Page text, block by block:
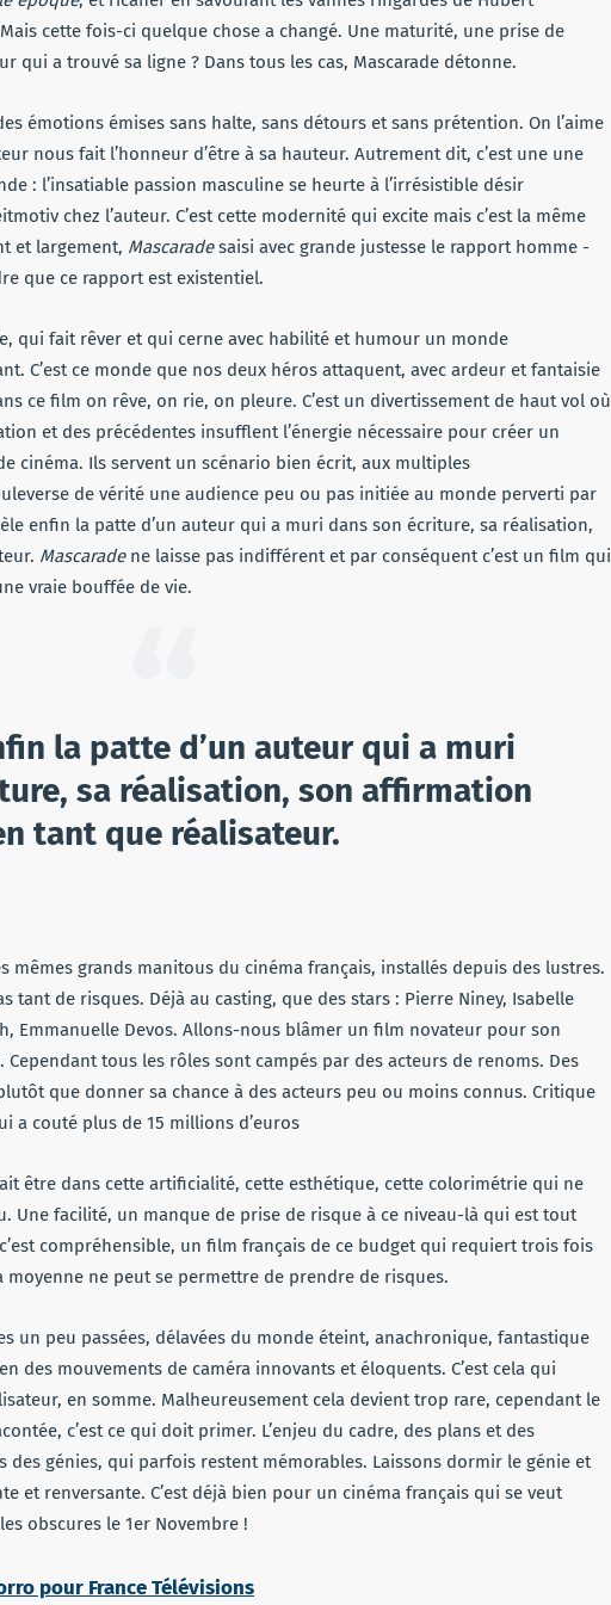
cette fois-ci quelque chose a changé. Une maturité, une prise de
qui a trouvé sa ligne ? Dans tous les cas, Mascarade détonne.
émotions émises sans halte, sans détours et sans prétention. On l’aime
nous fait l’honneur d’être à sa hauteur. Autrement dit, c’est une une
: l’insatiable passion masculine se heurte à l’irrésistible désir
chez l’auteur. C’est cette modernité qui excite mais c’est la même
et largement, Mascaradesaisi avec grande justesse le rapport homme -
que ce rapport est existentiel.
qui fait rêver et qui cerne avec habilité et humour un monde
C’est ce monde que nos deux héros attaquent, avec ardeur et fantaisie
ce film on rêve, on rie, on pleure. C’est un divertissement de haut vol où
et des précédentes insufflent l’énergie nécessaire pour créer un
cinéma. Ils servent un scénario bien écrit, aux multiples
de vérité une audience peu ou pas initiée au monde perverti par
enfin la patte d’un auteur qui a muri dans son écriture, sa réalisation,
Mascaradene laisse pas indifférent et par conséquent c’est un film qui
vraie bouffée de vie.
la patte d’un auteur qui a muri
sa réalisation, son affirmation
tant que réalisateur.
mêmes grands manitous du cinéma français, installés depuis des lustres.
tant de risques. Déjà au casting, que des stars : Pierre Niney, Isabelle
Emmanuelle Devos. Allons-nous blâmer un film novateur pour son
tous les rôles sont campés par des acteurs de renoms. Des
que donner sa chance à des acteurs peu ou moins connus. Critique
a couté plus de 15 millions d’euros
être dans cette artificialité, cette esthétique, cette colorimétrie qui ne
Une facilité, un manque de prise de risque à ce niveau-là qui est tout
compréhensible, un film français de ce budget qui requiert trois fois
moyenne ne peut se permettre de prendre de risques.
un peu passées, délavées du monde éteint, anachronique, fantastique
des mouvements de caméra innovants et éloquents. C’est cela qui
en somme. Malheureusement cela devient trop rare, cependant le
c’est ce qui doit primer. L’enjeu du cadre, des plans et des
des génies, qui parfois restent mémorables. Laissons dormir le génie et
et renversante. C’est déjà bien pour un cinéma français qui se veut
obscures le 1er Novembre !
pour France Télévisions